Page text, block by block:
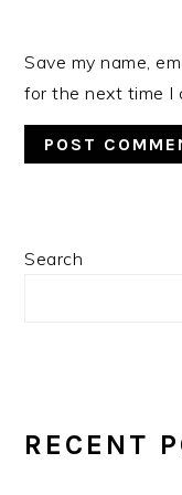
Save my name,
for the next time I
PRIMARY
Search
RECENT